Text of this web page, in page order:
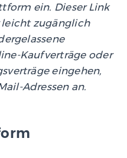
ein. Dieser Link
leicht zugänglich
Kaufverträge oder
eingehen,
Adressen an.